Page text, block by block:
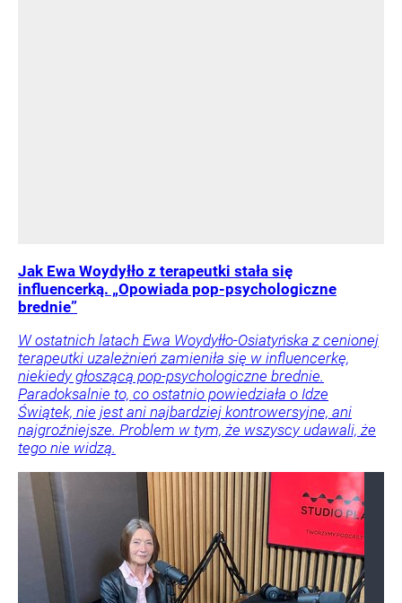
Jak Ewa Woydyłło z terapeutki stała się
influencerką. „Opowiada pop-psychologiczne
brednie”
W ostatnich latach Ewa Woydyłło-Osiatyńska z cenionej
terapeutki uzależnień zamieniła się w influencerkę,
niekiedy głoszącą pop-psychologiczne brednie.
Paradoksalnie to, co ostatnio powiedziała o Idze
Świątek, nie jest ani najbardziej kontrowersyjne, ani
najgroźniejsze. Problem w tym, że wszyscy udawali, że
tego nie widzą.